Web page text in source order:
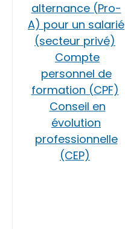
alternance (Pro-
A) pour un salarié
(secteur privé)
Compte
personnel de
formation (CPF)
Conseil en
évolution
professionnelle
(CEP)